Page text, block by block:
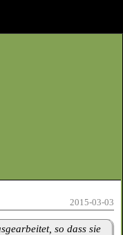
2015-03-03
so dass sie